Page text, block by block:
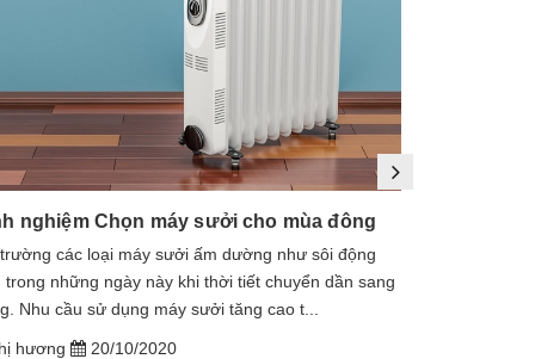
nghiệm Chọn máy sưởi cho mùa đông
các loại máy sưởi ấm dường như sôi động
trong những ngày này khi thời tiết chuyển dần sang
Nhu cầu sử dụng máy sưởi tăng cao t...
hương 20/10/2020